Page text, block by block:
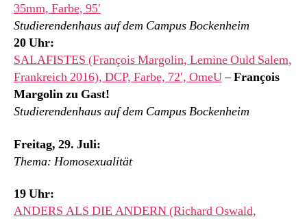
35mm, Farbe, 95′
Studierendenhaus auf dem Campus Bockenheim
20 Uhr:
SALAFISTES (François Margolin, Lemine Ould Salem,
Frankreich 2016), DCP, Farbe, 72′, OmeU–François
Margolin zu Gast!
Studierendenhaus auf dem Campus Bockenheim
Freitag, 29. Juli:
Thema: Homosexualität
19 Uhr:
ANDERS ALS DIE ANDERN (Richard Oswald,